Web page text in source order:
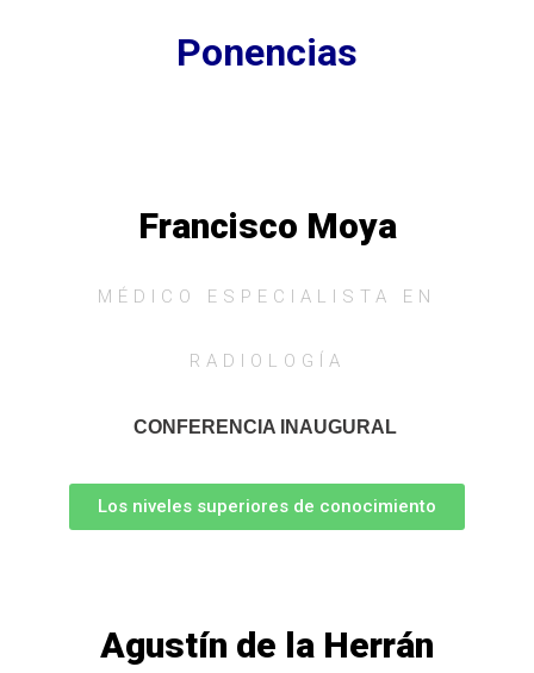
Ponencias
Francisco Moya
MÉDICO ESPECIALISTA EN
RADIOLOGÍA
CONFERENCIA INAUGURAL
Los niveles superiores de conocimiento
Agustín de la Herrán